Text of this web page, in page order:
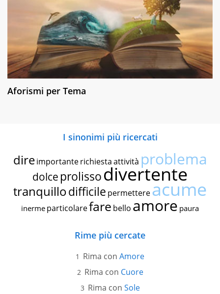
Aforismi per Tema
I sinonimi più ricercati
dire importante richiestaattività problema
dolce prolissodivertente
tranquillodifficile permettereacume
inerme particolarefare bello amore paura
Rime più cercate
Rima con Amore
Rima con Cuore
Rima con Sole